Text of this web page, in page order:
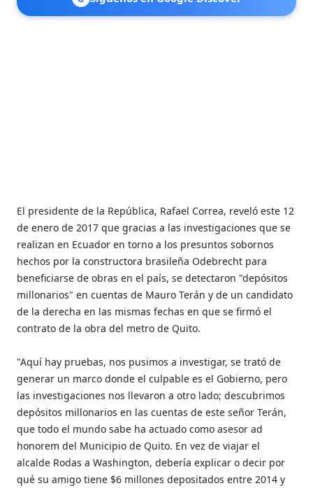
El presidente de la República, Rafael Correa, reveló este 12
de enero de 2017 que gracias a las investigaciones que se
realizan en Ecuador en torno a los presuntos sobornos
hechos por la constructora brasileña Odebrecht para
beneficiarse de obras en el país, se detectaron "depósitos
millonarios" en cuentas de Mauro Terán y de un candidato
de la derecha en las mismas fechas en que se firmó el
contrato de la obra del metro de Quito.
"Aquí hay pruebas, nos pusimos a investigar, se trató de
generar un marco donde el culpable es el Gobierno, pero
las investigaciones nos llevaron a otro lado; descubrimos
depósitos millonarios en las cuentas de este señor Terán,
que todo el mundo sabe ha actuado como asesor ad
honorem del Municipio de Quito. En vez de viajar el
alcalde Rodas a Washington, debería explicar o decir por
qué su amigo tiene $6 millones depositados entre 2014 y